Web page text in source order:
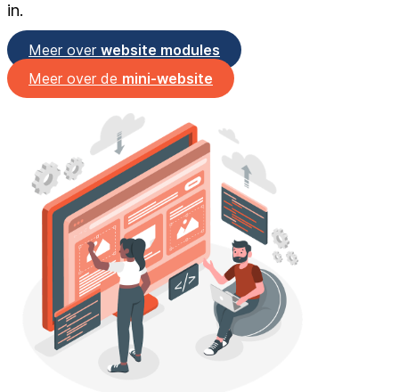
in.
Meer over website modules
Meer over de mini-website